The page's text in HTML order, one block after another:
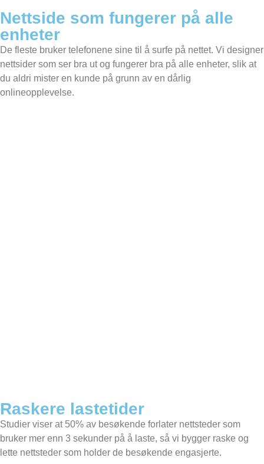
Nettside som fungerer på alle
enheter
De fleste bruker telefonene sine til å surfe på nettet. Vi designer
nettsider som ser bra ut og fungerer bra på alle enheter, slik at
du aldri mister en kunde på grunn av en dårlig
onlineopplevelse.
Raskere lastetider
Studier viser at 50% av besøkende forlater nettsteder som
bruker mer enn 3 sekunder på å laste, så vi bygger raske og
lette nettsteder som holder de besøkende engasjerte.